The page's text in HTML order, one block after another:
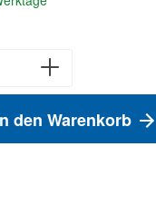
den Warenkorb